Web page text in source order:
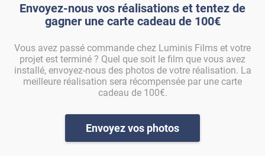
H&M shine doré
Envoyez-nous vos réalisations et tentez de
gagner une carte cadeau de 100€
Vous avez passé commande chez Luminis Films et votre
projet est terminé ? Quel que soit le film que vous avez
installé, envoyez-nous des photos de votre réalisation. La
meilleure réalisation sera récompensée par une carte
cadeau de 100€.
Envoyez vos photos